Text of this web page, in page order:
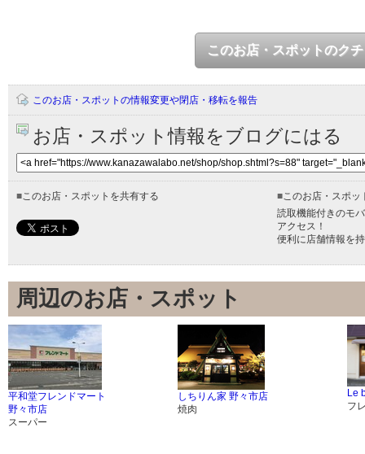
このお店・スポットのク
このお店・スポットの情報変更や閉店・移転を報告
お店・スポット情報をブログにはる
■このお店・スポットを共有する ■このお店・スポッ
読取機能付きのモ
アクセス！
便利に店舗情報を
周辺のお店・スポット
平和堂フレンドマート
野々市店
スーパー
しちりん家 野々市店
焼肉
Le
フ